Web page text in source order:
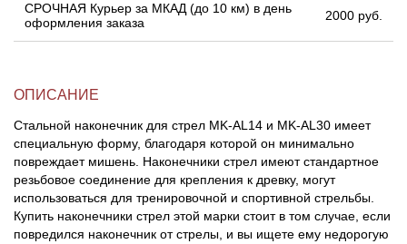
СРОЧНАЯ Курьер за МКАД (до 10 км) в день
оформления заказа
2000 руб.
ОПИСАНИЕ
Стальной наконечник для стрел MK-AL14 и MK-AL30 имеет
специальную форму, благодаря которой он минимально
повреждает мишень. Наконечники стрел имеют стандартное
резьбовое соединение для крепления к древку, могут
использоваться для тренировочной и спортивной стрельбы.
Купить наконечники стрел этой марки стоит в том случае, если
повредился наконечник от стрелы, и вы ищете ему недорогую